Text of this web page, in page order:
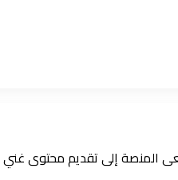
المنصة إلى تقديم محتوى